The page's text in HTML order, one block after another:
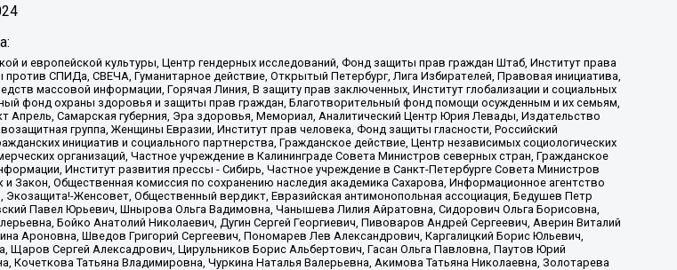
и европейской культуры, Центр гендерных исследований, Фонд защиты прав граждан Штаб, Институт права
СПИДа, СВЕЧА, Гуманитарное действие, Открытый Петербург, Лига Избирателей, Правовая инициатива,
массовой информации, Горячая Линия, В защиту прав заключенных, Институт глобализации и социальных
фонд охраны здоровья и защиты прав граждан, Благотворительный фонд помощи осужденным и их семьям,
Апрель, Самарская губерния, Эра здоровья, Мемориал, Аналитический Центр Юрия Левады, Издательство
группа, Женщины Евразии, Институт прав человека, Фонд защиты гласности, Российский
инициатив и социального партнерства, Гражданское действие, Центр независимых социологических
организаций, Частное учреждение в Калининграде Совета Министров северных стран, Гражданское
Институт развития прессы - Сибирь, Частное учреждение в Санкт-Петербурге Совета Министров
Общественная комиссия по сохранению наследия академика Сахарова, Информационное агентство
Женсовет, Общественный вердикт, Евразийская антимонопольная ассоциация, Бедушев Петр
Павел Юрьевич, Шнырова Ольга Вадимовна, Чанышева Лилия Айратовна, Сидорович Ольга Борисовна,
Бойко Анатолий Николаевич, Дугин Сергей Георгиевич, Пивоваров Андрей Сергеевич, Аверин Виталий
Ароновна, Шведов Григорий Сергеевич, Пономарев Лев Александрович, Каргалицкий Борис Юльевич,
Щаров Сергей Алексадрович, Цирульников Борис Альбертович, Гасан Ольга Павловна, Паутов Юрий
Татьяна Владимировна, Чуркина Наталья Валерьевна, Акимова Татьяна Николаевна, Золотарева